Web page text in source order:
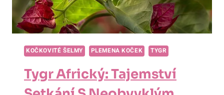
KOČKOVITÉ ŠELMY PLEMENA KOČEK TYGR
Tygr Africký: Tajemství